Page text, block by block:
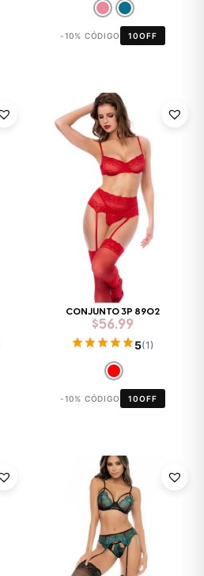
-10% CÓDIGO 10OFF
CONJUNTO 3P 8902
$56.99
5(1)
-10% CÓDIGO 10OFF